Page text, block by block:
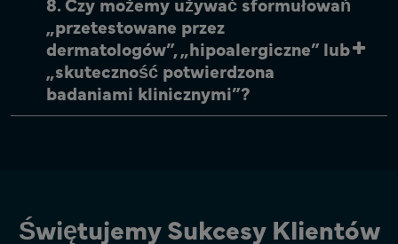
„przetestowane przez
dermatologów”, „hipoalergiczne” lub
„skuteczność potwierdzona
badaniami klinicznymi”?
Świętujemy Sukcesy Klientów